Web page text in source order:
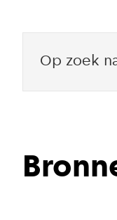
Op zoek